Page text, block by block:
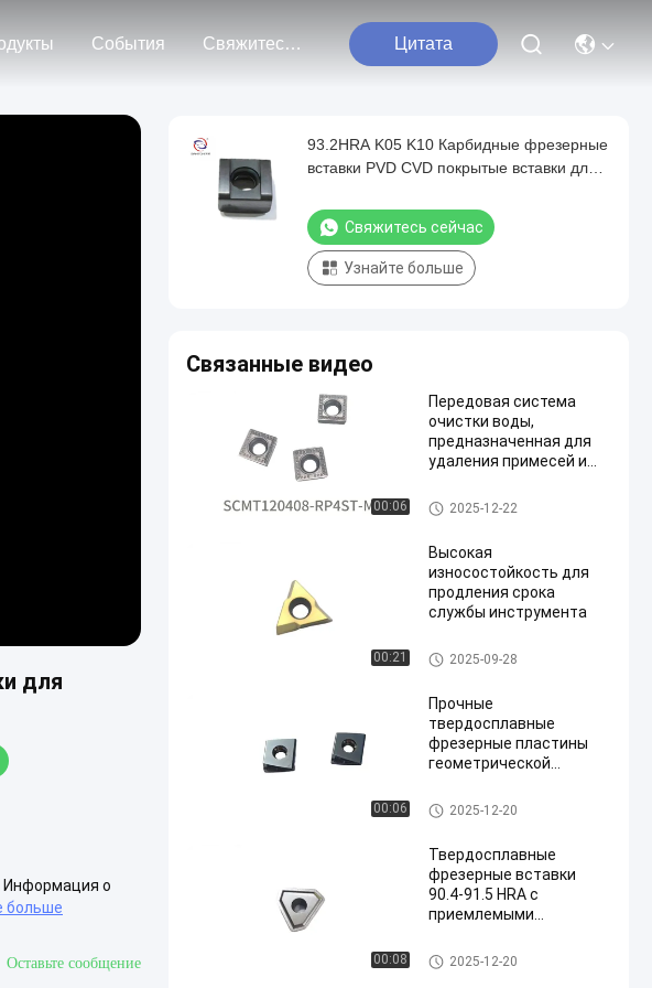
События Свяжитесь С Нами Цитата
для
Информация о
больше
Оставьте сообщение
93.2HRA K05 K10 Карбидные фрезерные
вставки PVD CVD покрытые вставки для
Свяжитесь сейчас
Узнайте больше
Связанные видео
00:06
Передовая система
очистки воды,
предназначенная для
удаления примесей и
безопасной питьевой
воды в промышленных
Вставки карбида филируя
2025-12-22
00:21
Высокая
износостойкость для
продления срока
службы инструмента
Вставки карбида филируя
2025-09-28
00:06
Прочные
твердосплавные
фрезерные пластины
геометрической
получистовой
обработки таких
жаропрочные сплавы
Вставки карбида филируя
2025-12-20
00:08
Твердосплавные
фрезерные вставки
90.4-91.5 HRA с
приемлемыми
Вставки карбида филируя
2025-12-20